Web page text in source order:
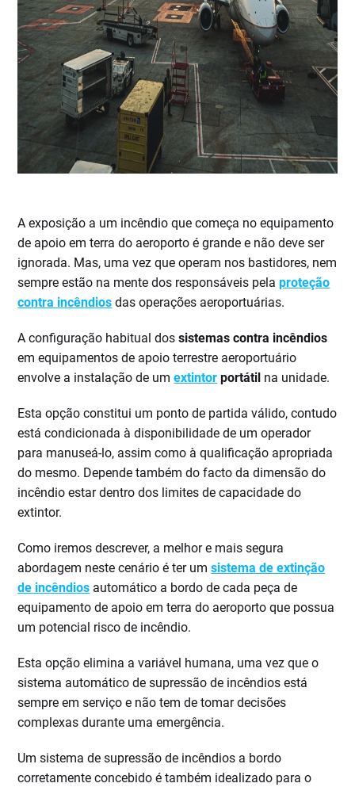
A exposição a um incêndio que começa no equipamento
de apoio em terra do aeroporto é grande e não deve ser
ignorada. Mas, uma vez que operam nos bastidores, nem
sempre estão na mente dos responsáveis pelaproteção
contra incêndios das operações aeroportuárias.
A configuração habitual dossistemas contra incêndios
em equipamentos de apoio terrestre aeroportuário
envolve a instalação de umextintor portátil na unidade.
Esta opção constitui um ponto de partida válido, contudo
está condicionada à disponibilidade de um operador
para manuseá-lo, assim como à qualificação apropriada
do mesmo. Depende também do facto da dimensão do
incêndio estar dentro dos limites de capacidade do
extintor.
Como iremos descrever, a melhor e mais segura
abordagem neste cenário é ter umsistema de extinção
de incêndios automático a bordo de cada peça de
equipamento de apoio em terra do aeroporto que possua
um potencial risco de incêndio.
Esta opção elimina a variável humana, uma vez que o
sistema automático de supressão de incêndios está
sempre em serviço e não tem de tomar decisões
complexas durante uma emergência.
Um sistema de supressão de incêndios a bordo
corretamente concebido é também idealizado para o